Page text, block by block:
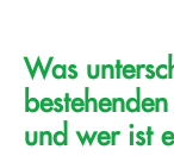
Was
und wer ist